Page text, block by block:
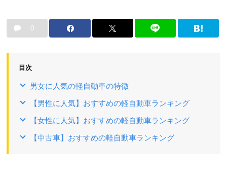
0
目次
男女に人気の軽自動車の特徴
【男性に人気】おすすめの軽自動車ランキング
【女性に人気】おすすめの軽自動車ランキング
【中古車】おすすめの軽自動車ランキング